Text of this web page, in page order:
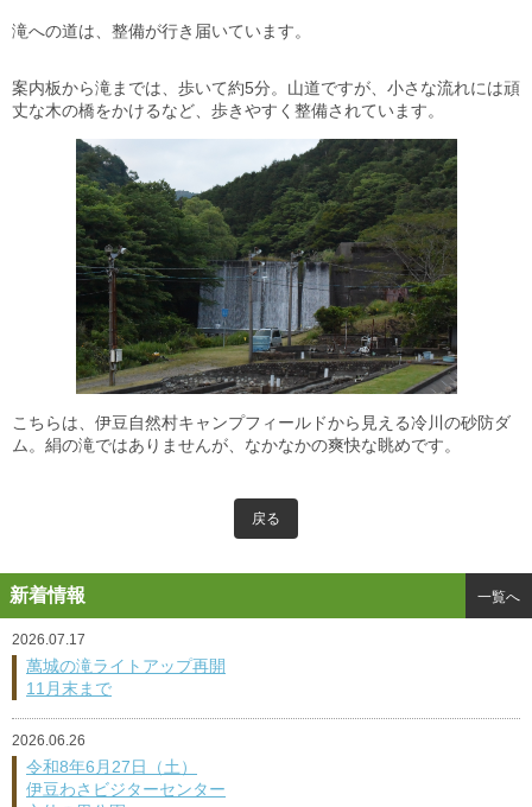
滝への道は、整備が行き届いています。
案内板から滝までは、歩いて約5分。山道ですが、小さな流れには頑
丈な木の橋をかけるなど、歩きやすく整備されています。
こちらは、伊豆自然村キャンプフィールドから見える冷川の砂防ダ
ム。絹の滝ではありませんが、なかなかの爽快な眺めです。
戻る
新着情報 一覧へ
2026.07.17
萬城の滝ライトアップ再開
11月末まで
2026.06.26
令和8年6月27日（土）
伊豆わさビジターセンター